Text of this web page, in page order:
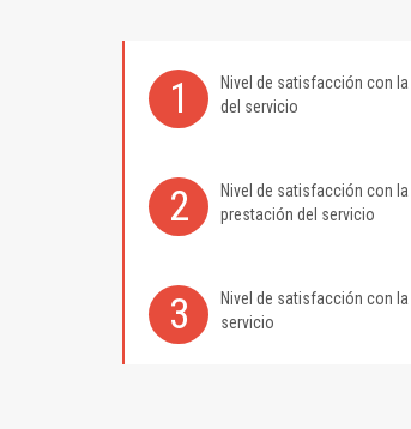
1 Nivel de satisfacción con la
del servicio
2 Nivel de satisfacción con la
prestación del servicio
3 Nivel de satisfacción con la
servicio